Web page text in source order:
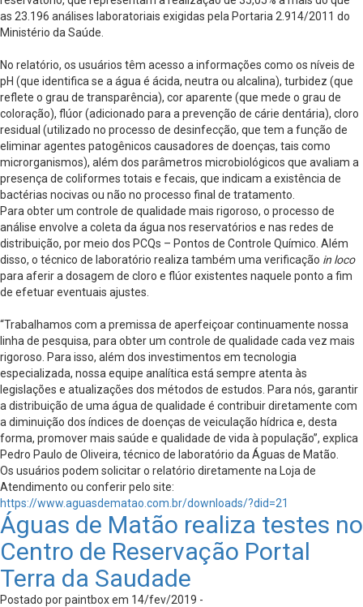
as 23.196 análises laboratoriais exigidas pela Portaria 2.914/2011 do
Ministério da Saúde.
No relatório, os usuários têm acesso a informações como os níveis de
pH (que identifica se a água é ácida, neutra ou alcalina), turbidez (que
reflete o grau de transparência), cor aparente (que mede o grau de
coloração), flúor (adicionado para a prevenção de cárie dentária), cloro
residual (utilizado no processo de desinfecção, que tem a função de
eliminar agentes patogênicos causadores de doenças, tais como
microrganismos), além dos parâmetros microbiológicos que avaliam a
presença de coliformes totais e fecais, que indicam a existência de
bactérias nocivas ou não no processo final de tratamento.
Para obter um controle de qualidade mais rigoroso, o processo de
análise envolve a coleta da água nos reservatórios e nas redes de
distribuição, por meio dos PCQs – Pontos de Controle Químico. Além
disso, o técnico de laboratório realiza também uma verificação in loco
para aferir a dosagem de cloro e flúor existentes naquele ponto a fim
de efetuar eventuais ajustes.
“Trabalhamos com a premissa de aperfeiçoar continuamente nossa
linha de pesquisa, para obter um controle de qualidade cada vez mais
rigoroso. Para isso, além dos investimentos em tecnologia
especializada, nossa equipe analítica está sempre atenta às
legislações e atualizações dos métodos de estudos. Para nós, garantir
a distribuição de uma água de qualidade é contribuir diretamente com
a diminuição dos índices de doenças de veiculação hídrica e, desta
forma, promover mais saúde e qualidade de vida à população”, explica
Pedro Paulo de Oliveira, técnico de laboratório da Águas de Matão.
Os usuários podem solicitar o relatório diretamente na Loja de
Atendimento ou conferir pelo site:
https://www.aguasdematao.com.br/downloads/?did=21
Águas de Matão realiza testes no
Centro de Reservação Portal
Terra da Saudade
Postado por paintbox em 14/fev/2019 -